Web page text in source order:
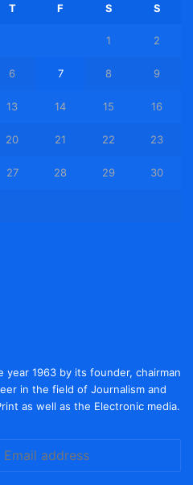
T F S S
1 2
6 7 8 9
13 14 15 16
20 21 22 23
27 28 29 30
year 1963 by its founder, chairman
in the field of Journalism and
as well as the Electronic media.